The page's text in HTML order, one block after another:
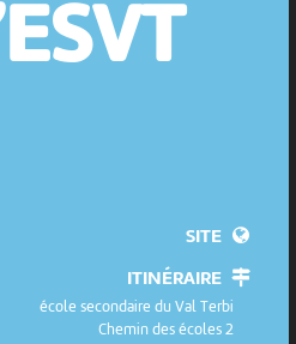
SITE
ITINÉRAIRE
école secondaire du Val Terbi
Chemin des écoles 2